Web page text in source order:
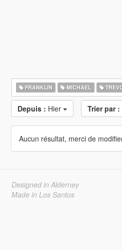
FRANKLIN MICHAEL
Depuis : Hier Trier par :
Aucun résultat, merci de
Designed in Alderney
Made in Los Santos